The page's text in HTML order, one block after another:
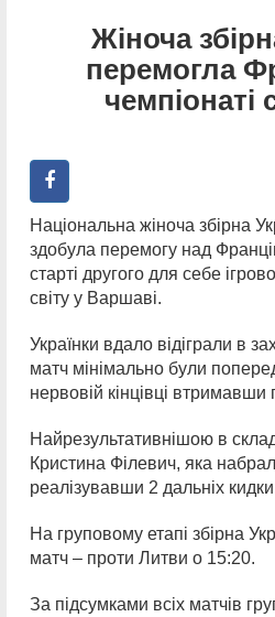
Жіноча
перемогла
чемпіонаті
Національна жіноча збірна
здобула перемогу над
старті другого для себе
світу у Варшаві.
Українки вдало відіграли в
матч мінімально були
нервовій кінцівці
Найрезультативнішою в
Кристина Філевич, яка
реалізувавши 2 дальніх
На груповому етапі збірна
матч – проти Литви о 15:20.
За підсумками всіх матчів